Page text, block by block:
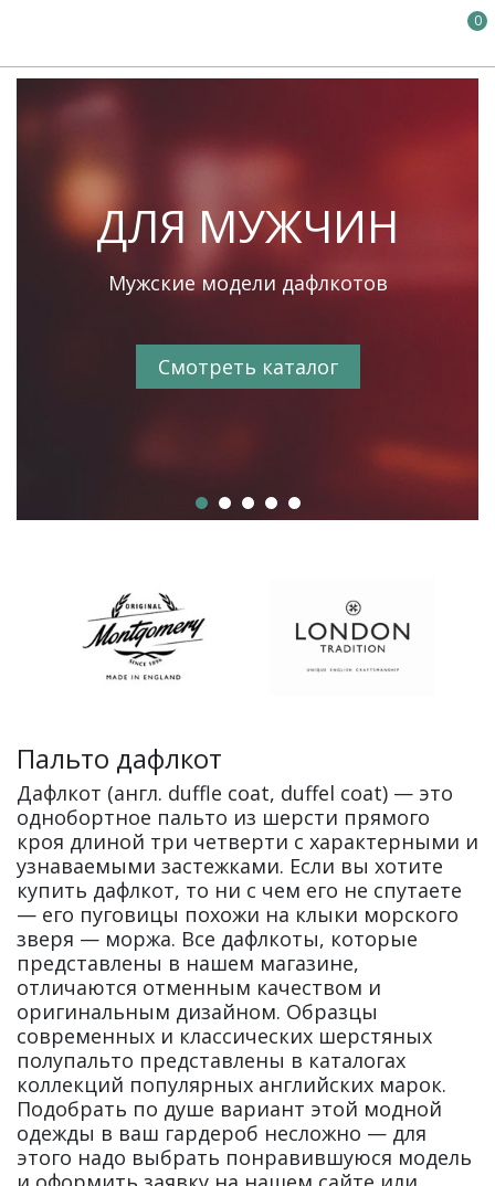
0
ДЛЯ МУЖЧИН
Мужские модели дафлкотов
Смотреть каталог
Пальто дафлкот
Дафлкот (англ. duffle coat, duffel coat) — это
однобортное пальто из шерсти прямого
кроя длиной три четверти с характерными и
узнаваемыми застежками. Если вы хотите
купить дафлкот, то ни с чем его не спутаете
— его пуговицы похожи на клыки морского
зверя — моржа. Все дафлкоты, которые
представлены в нашем магазине,
отличаются отменным качеством и
оригинальным дизайном. Образцы
современных и классических шерстяных
полупальто представлены в каталогах
коллекций популярных английских марок.
Подобрать по душе вариант этой модной
одежды в ваш гардероб несложно — для
этого надо выбрать понравившуюся модель